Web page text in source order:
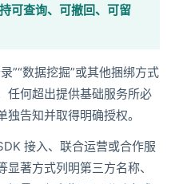
可查询、可撤回、可留
”“数据挖掘”或其他捆绑方式
任何超出提供基础服务所必
告知并取得明确授权。
接入、联合运营或合作服
著方式列明第三方名称、